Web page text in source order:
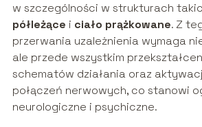
w szczególności w strukturach
półleżące i ciało prążkowane. Z
przerwania uzależnienia wymaga
ale przede wszystkim
schematów działania oraz
połączeń nerwowych, co stanowi
neurologiczne i psychiczne.